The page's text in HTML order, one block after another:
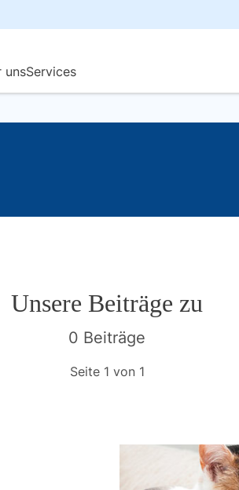
Unsere Beiträge zu
0 Beiträge
Seite 1 von 1